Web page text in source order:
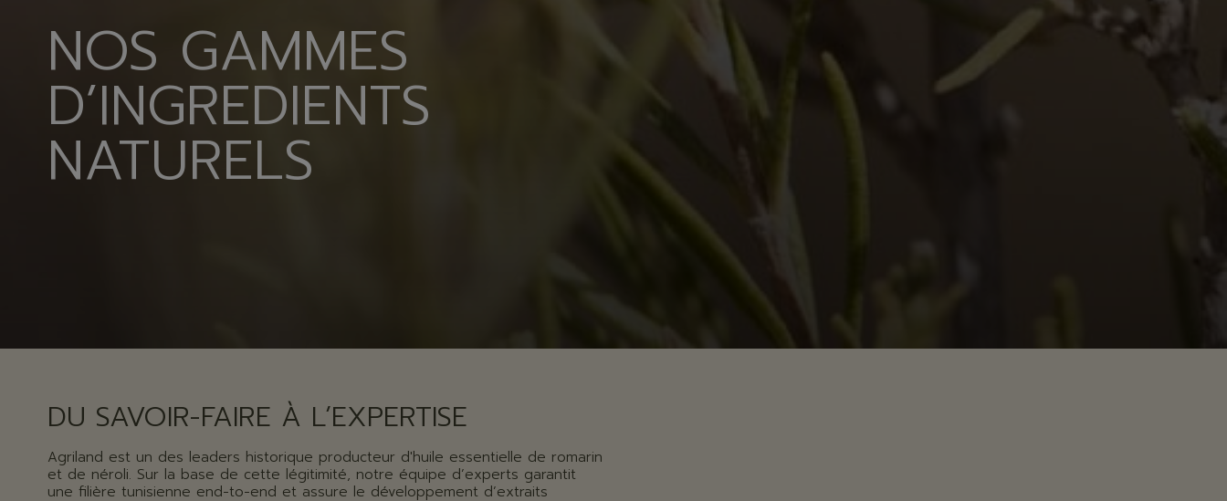
NOS GAMMES
D’INGREDIENTS
NATURELS
DU SAVOIR-FAIRE À L’EXPERTISE
Agriland est un des leaders historique producteur d'huile essentielle de romarin
et de néroli. Sur la base de cette légitimité, notre équipe d’experts garantit
une filière tunisienne end-to-end et assure le développement d’extraits